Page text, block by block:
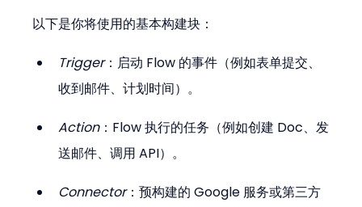
以下是你将使用的基本构建块：
Trigger：启动 Flow 的事件（例如表单提交、
收到邮件、计划时间）。
Action：Flow 执行的任务（例如创建 Doc、发
送邮件、调用 API）。
Connector：预构建的 Google 服务或第三方